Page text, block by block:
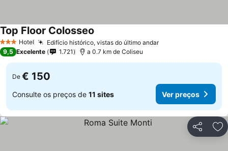
3 EstrelasHotel Edifício histórico, vistas do último andar
Top Floor Colosseo
9,5 Excelente 1.721 a 0.7 km de Coliseu
De € 150
Consulte os preços de 11 sites Ver preços
Partilhar